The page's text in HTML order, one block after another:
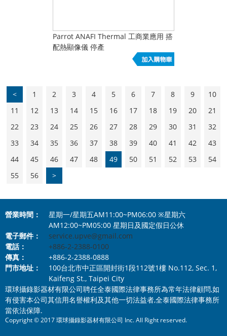
Parrot ANAFI Thermal 工商業應用 搭
配熱顯像儀 停產
< 1 2 3 4 5 6 7 8 9
10
11
12 13 14 15 16 17 18 19 20
21
22
23 24 25 26 27 28 29 30 31
32
33
34 35 36 37 38 39 40 41 42
43
44
45 46 47 48 49 50 51 52 53
54
55
56 >
營業時間：
星期一/星期五AM11:00~PM06:00 ※星期六
AM12:00~PM05:00 星期日及國定假日公休
電子郵件：
service.upve@gmail.com
電話：
+886-2-2388-0100
傳真：
+886-2-2388-0888
門市地址：
100台北市中正區開封街1段112號1樓 No.112, Sec. 1,
Kaifeng St., Taipei City
環球攝錄影器材有限公司聘任全泰國際法律事務所為常年法律顧問,如
有侵害本公司其信用名譽權利及其他一切法益者,全泰國際法律事務所
當依法保障.
Copyright © 2017 環球攝錄影器材有限公司 Inc. All Right reserved.